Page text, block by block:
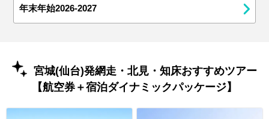
年末年始2026-2027
宮城(仙台)発網走・北見・知床おすすめツアー
【航空券＋宿泊ダイナミックパッケージ】